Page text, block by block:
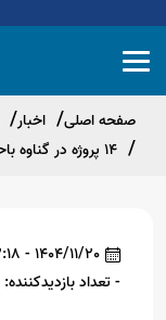
صفحه اصلی اخبار
۱۴ پروژه در گناوه باحضور استاندار بوشهر افتتاح و کلنگ زنی شد
1404/11/20 - 12:18
- تعداد بازدیدکننده: 45